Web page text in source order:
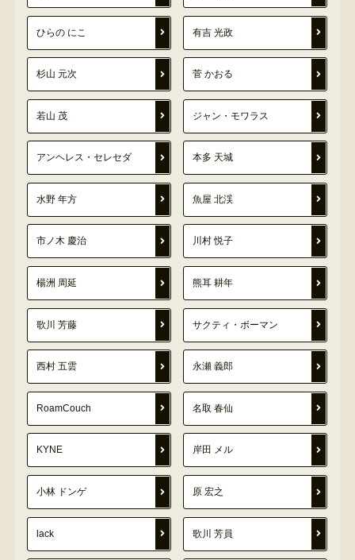
ひらの にこ 有吉 光政
杉山 元次 菅 かおる
若山 茂 ジャン・モワラス
アンヘレス・セレセダ 本多 天城
水野 年方 魚屋 北渓
市ノ木 慶治 川村 悦子
楊洲 周延 熊耳 耕年
歌川 芳藤 サクティ・ボーマン
西村 五雲 永瀬 義郎
RoamCouch 名取 春仙
KYNE 岸田 メル
小林 ドンゲ 原 宏之
lack 歌川 芳員